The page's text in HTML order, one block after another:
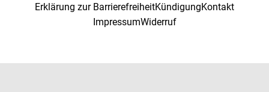
Erklärung zur BarrierefreiheitKündigungKontakt
ImpressumWiderruf